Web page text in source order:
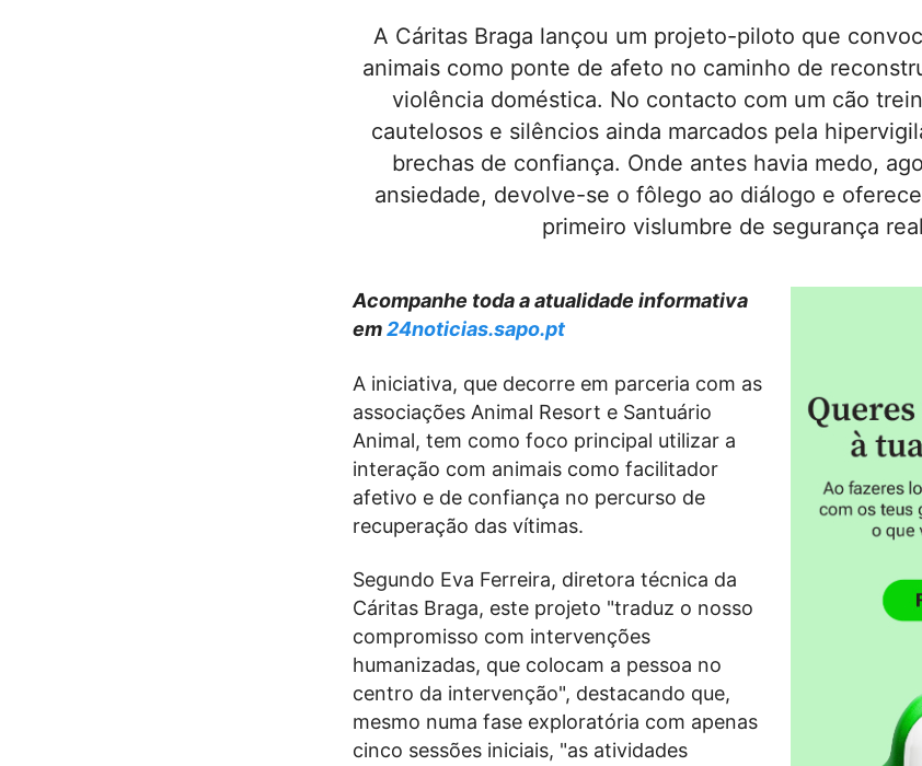
A Cáritas Braga lançou um projeto-piloto que
animais como ponte de afeto no caminho de
violência doméstica. No contacto com um cão
cautelosos e silêncios ainda marcados pela
brechas de confiança. Onde antes havia medo,
ansiedade, devolve-se o fôlego ao diálogo e
primeiro vislumbre de segurança
Acompanhe toda a atualidade informativa
em24noticias.sapo.pt
A iniciativa, que decorre em parceria com as
associações Animal Resort e Santuário
Animal, tem como foco principal utilizar a
interação com animais como facilitador
afetivo e de confiança no percurso de
recuperação das vítimas.
Segundo Eva Ferreira, diretora técnica da
Cáritas Braga, este projeto "traduz o nosso
compromisso com intervenções
humanizadas, que colocam a pessoa no
centro da intervenção", destacando que,
mesmo numa fase exploratória com apenas
cinco sessões iniciais, "as atividades